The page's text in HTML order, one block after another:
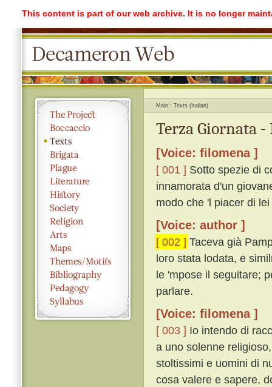
This content is part of our web archive. It is no longer
Main Texts (Italian)
Terza Giornata -
[Voice: filomena ]
[ 001 ] Sotto spezie di
innamorata d'un
modo che 'l piacer di
[Voice: author ]
[ 002 ] Taceva già
loro stata lodata, e
le 'mpose il seguitare;
parlare.
[Voice: filomena ]
[ 003 ] Io intendo di
a uno solenne
stoltissimi e uomini di
cosa valere e sapere,